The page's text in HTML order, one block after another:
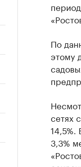
По
этому
сетях
14,5%.
3,3%